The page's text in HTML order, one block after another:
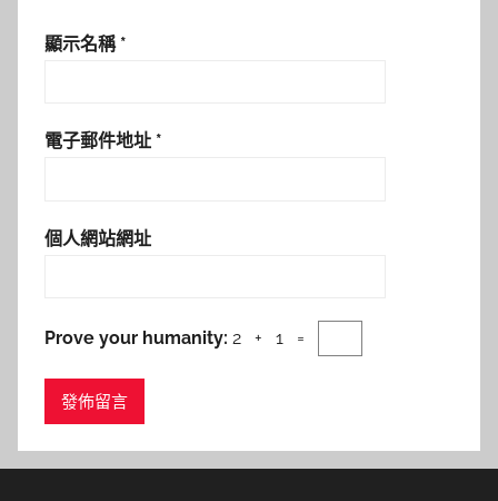
顯示名稱 *
電子郵件地址 *
個人網站網址
Prove your humanity: 2 + 1 =